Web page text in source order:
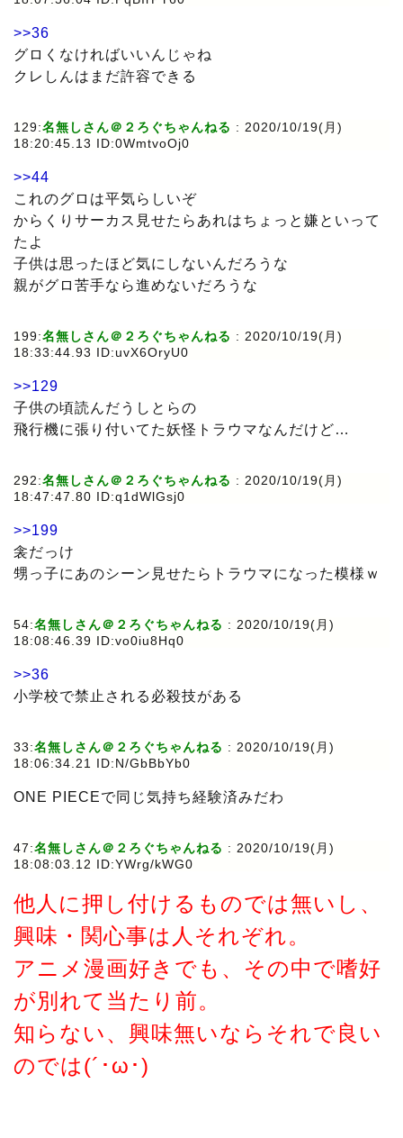
>>36
グロくなければいいんじゃね
クレしんはまだ許容できる
129:名無しさん＠２ろぐちゃんねる : 2020/10/19(月)
18:20:45.13 ID:0WmtvoOj0
>>44
これのグロは平気らしいぞ
からくりサーカス見せたらあれはちょっと嫌といって
たよ
子供は思ったほど気にしないんだろうな
親がグロ苦手なら進めないだろうな
199:名無しさん＠２ろぐちゃんねる : 2020/10/19(月)
18:33:44.93 ID:uvX6OryU0
>>129
子供の頃読んだうしとらの
飛行機に張り付いてた妖怪トラウマなんだけど…
292:名無しさん＠２ろぐちゃんねる : 2020/10/19(月)
18:47:47.80 ID:q1dWlGsj0
>>199
衾だっけ
甥っ子にあのシーン見せたらトラウマになった模様ｗ
54:名無しさん＠２ろぐちゃんねる : 2020/10/19(月)
18:08:46.39 ID:vo0iu8Hq0
>>36
小学校で禁止される必殺技がある
33:名無しさん＠２ろぐちゃんねる : 2020/10/19(月)
18:06:34.21 ID:N/GbBbYb0
ONE PIECEで同じ気持ち経験済みだわ
47:名無しさん＠２ろぐちゃんねる : 2020/10/19(月)
18:08:03.12 ID:YWrg/kWG0
他人に押し付けるものでは無いし、
興味・関心事は人それぞれ。
アニメ漫画好きでも、その中で嗜好
が別れて当たり前。
知らない、興味無いならそれで良い
のでは(´･ω･)